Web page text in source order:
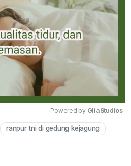
Mute
Powered by GliaStudios
ranpur tni di gedung kejagung